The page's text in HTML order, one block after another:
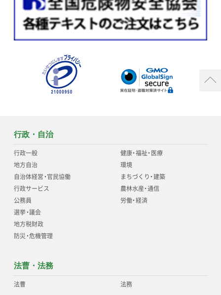
行政・自治
行政一般
地方自治
自治体経営・官民協働
行政サービス
公務員
選挙・議会
地方税財政
防災・危機管理
健康・福祉・医療
環境
まちづくり・建築
農林水産・通信
労働・経済
法曹・法務
法曹 法務